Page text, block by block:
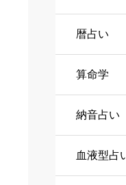
暦占い
算命学
納音占い
血液型占